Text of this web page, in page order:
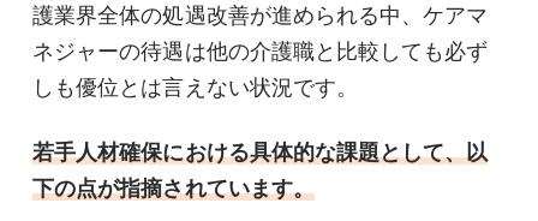
護業界全体の処遇改善が進められる中、ケアマ
ネジャーの待遇は他の介護職と比較しても必ず
しも優位とは言えない状況です。
若手人材確保における具体的な課題として、以
下の点が指摘されています。